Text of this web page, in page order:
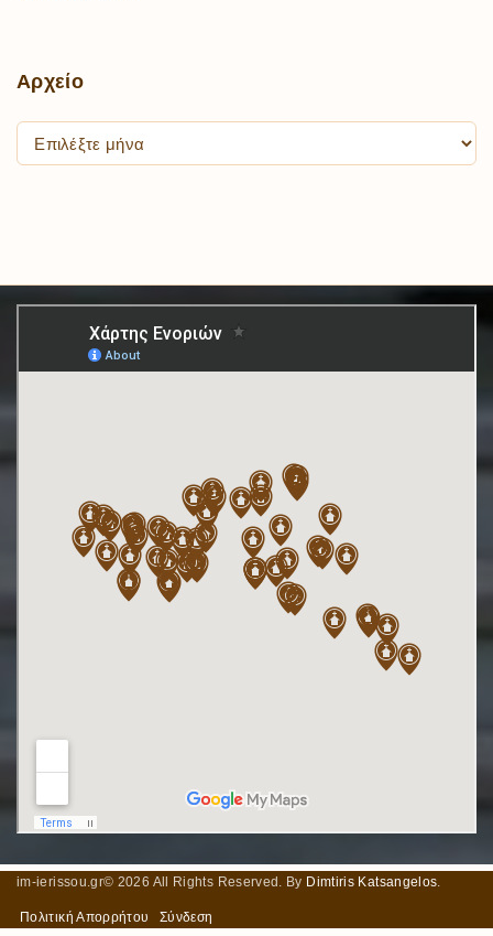
Αρχείο
im-ierissou.gr© 2026 All Rights Reserved. By Dimtiris Katsangelos.
Πολιτική Απορρήτου Σύνδεση